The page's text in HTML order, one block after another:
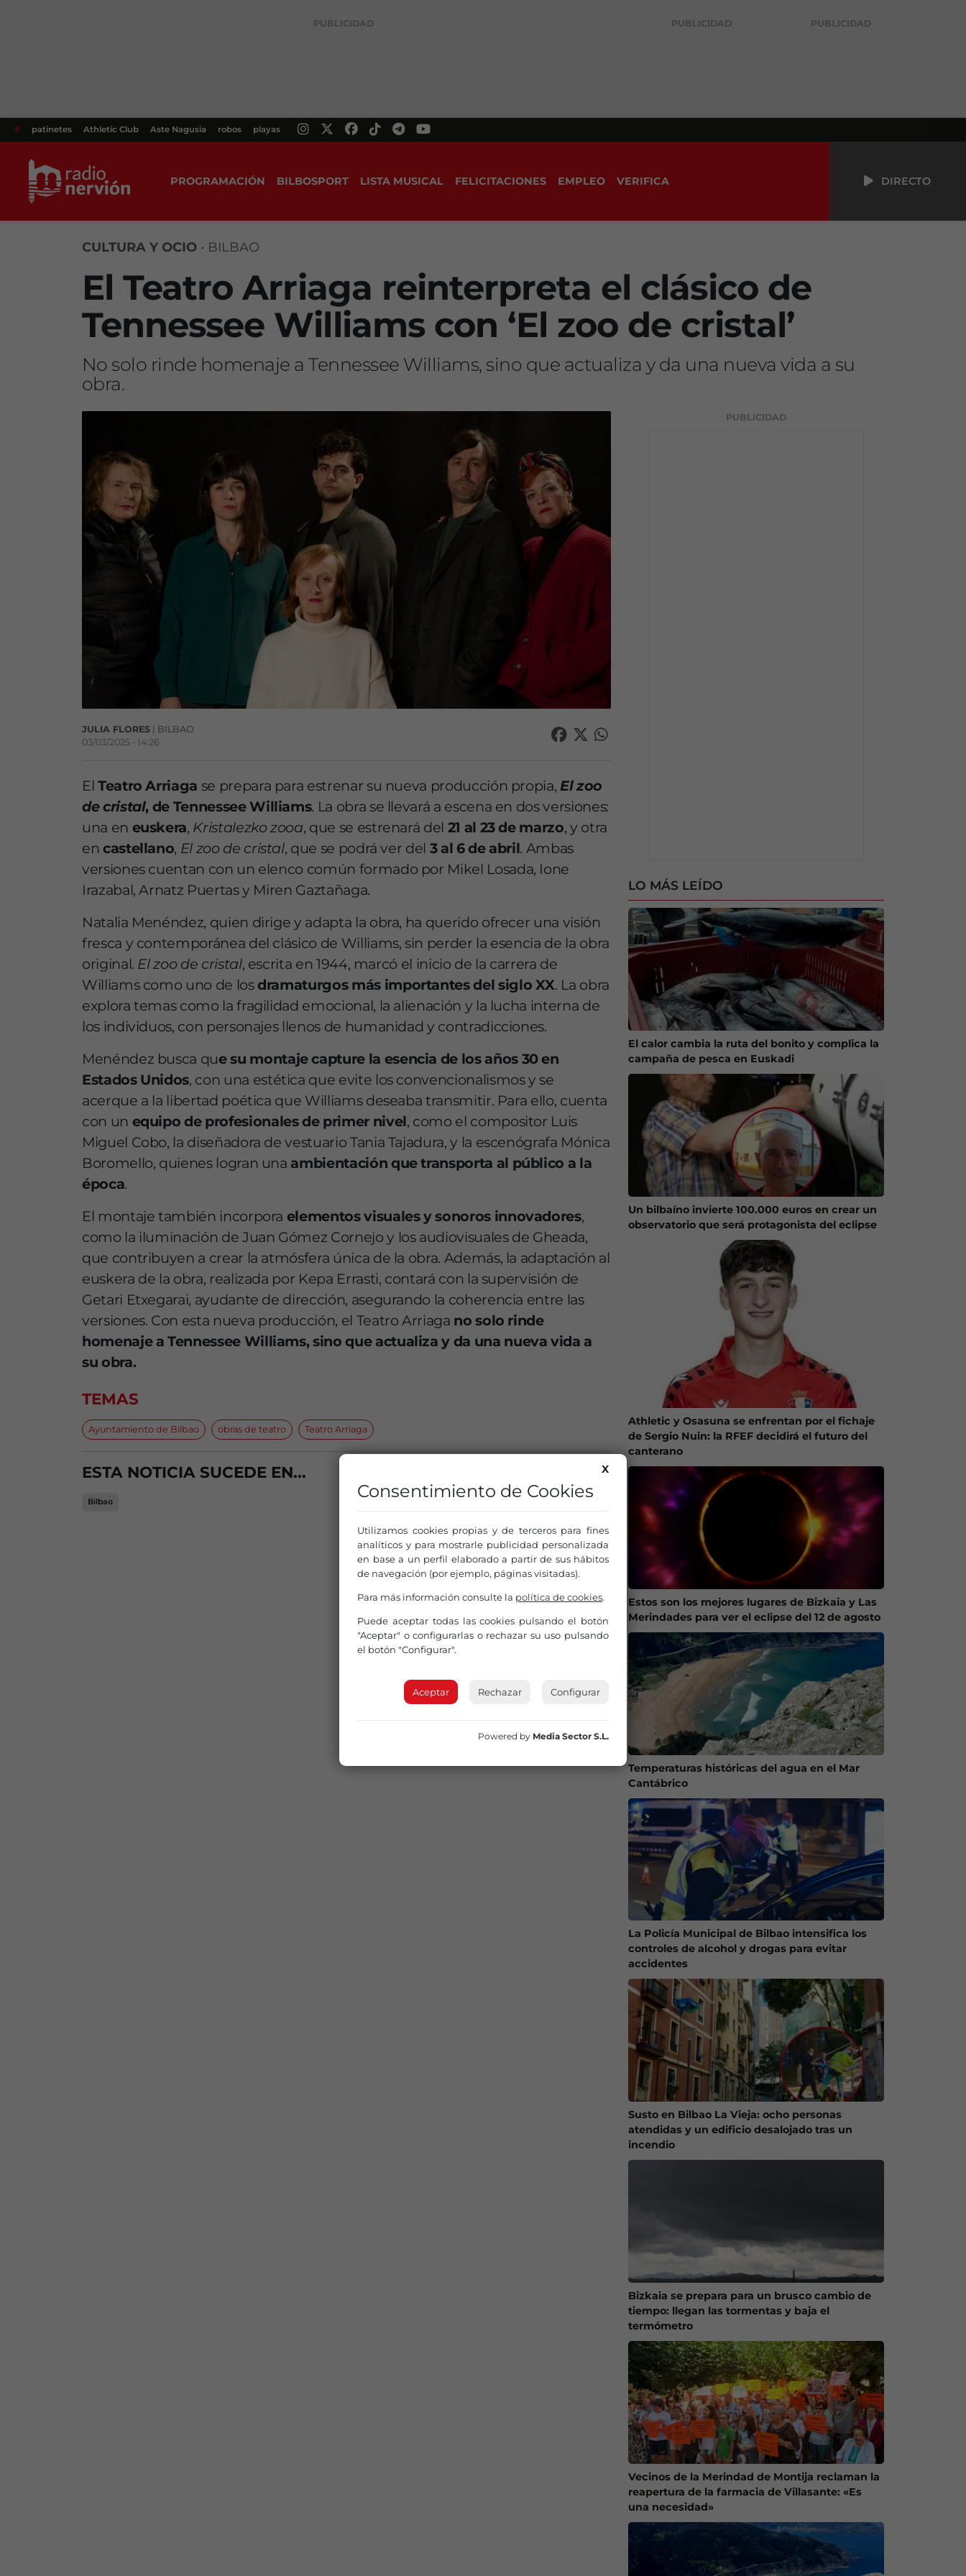
PUBLICIDAD PUBLICIDAD PUBLICIDAD
# patinetes Athletic Club Aste Nagusia robos playas
PROGRAMACIÓN BILBOSPORT LISTA MUSICAL FELICITACIONES EMPLEO VERIFICA DIRECTO
CULTURA Y OCIO • BILBAO
El Teatro Arriaga reinterpreta el clásico de
Tennessee Williams con ‘El zoo de cristal’
No solo rinde homenaje a Tennessee Williams, sino que actualiza y da una nueva vida a su
obra.
JULIA FLORES | BILBAO
03/03/2025 • 14:26
El Teatro Arriaga se prepara para estrenar su nueva producción propia,El zoo
de cristal, de Tennessee Williams. La obra se llevará a escena en dos versiones:
una en euskera, Kristalezko zooa, que se estrenará del 21 al 23 de marzo, y otra
en castellano, El zoo de cristal, que se podrá ver del 3 al 6 de abril. Ambas
versiones cuentan con un elenco común formado por Mikel Losada, Ione
Irazabal, Arnatz Puertas y Miren Gaztañaga.
Natalia Menéndez, quien dirige y adapta la obra, ha querido ofrecer una visión
fresca y contemporánea del clásico de Williams, sin perder la esencia de la obra
original. El zoo de cristal, escrita en 1944, marcó el inicio de la carrera de
Williams como uno de losdramaturgos más importantes del siglo XX. La obra
explora temas como la fragilidad emocional, la alienación y la lucha interna de
los individuos, con personajes llenos de humanidad y contradicciones.
Menéndez busca que su montaje capture la esencia de los años 30 en
Estados Unidos, con una estética que evite los convencionalismos y se
acerque a la libertad poética que Williams deseaba transmitir. Para ello, cuenta
con un equipo de profesionales de primer nivel, como el compositor Luis
Miguel Cobo, la diseñadora de vestuario Tania Tajadura, y la escenógrafa Mónica
Boromello, quienes logran una ambientación que transporta al público a la
época.
El montaje también incorpora elementos visuales y sonoros innovadores,
como la iluminación de Juan Gómez Cornejo y los audiovisuales de Gheada,
que contribuyen a crear la atmósfera única de la obra. Además, la adaptación al
euskera de la obra, realizada por Kepa Errasti, contará con la supervisión de
Getari Etxegarai, ayudante de dirección, asegurando la coherencia entre las
versiones. Con esta nueva producción, el Teatro Arriaga no solo rinde
homenaje a Tennessee Williams, sino que actualiza y da una nueva vida a
su obra.
TEMAS
Ayuntamiento de Bilbao obras de teatro Teatro Arriaga
ESTA NOTICIA SUCEDE EN...
Bilbao
PUBLICIDAD
LO MÁS LEÍDO
El calor cambia la ruta del bonito y complica la
campaña de pesca en Euskadi
Un bilbaíno invierte 100.000 euros en crear un
observatorio que será protagonista del eclipse
Athletic y Osasuna se enfrentan por el fichaje
de Sergio Nuin: la RFEF decidirá el futuro del
canterano
Estos son los mejores lugares de Bizkaia y Las
Merindades para ver el eclipse del 12 de agosto
Temperaturas históricas del agua en el Mar
Cantábrico
La Policía Municipal de Bilbao intensifica los
controles de alcohol y drogas para evitar
accidentes
Susto en Bilbao La Vieja: ocho personas
atendidas y un edificio desalojado tras un
incendio
Bizkaia se prepara para un brusco cambio de
tiempo: llegan las tormentas y baja el
termómetro
Vecinos de la Merindad de Montija reclaman la
reapertura de la farmacia de Villasante: «Es
una necesidad»
X
Consentimiento de Cookies
Utilizamos cookies propias y de terceros para fines
analíticos y para mostrarle publicidad personalizada
en base a un perfil elaborado a partir de sus hábitos
de navegación (por ejemplo, páginas visitadas).
Para más información consulte la política de cookies.
Puede aceptar todas las cookies pulsando el botón
"Aceptar" o configurarlas o rechazar su uso pulsando
el botón "Configurar".
Aceptar Rechazar Configurar
Powered by Media Sector S.L.